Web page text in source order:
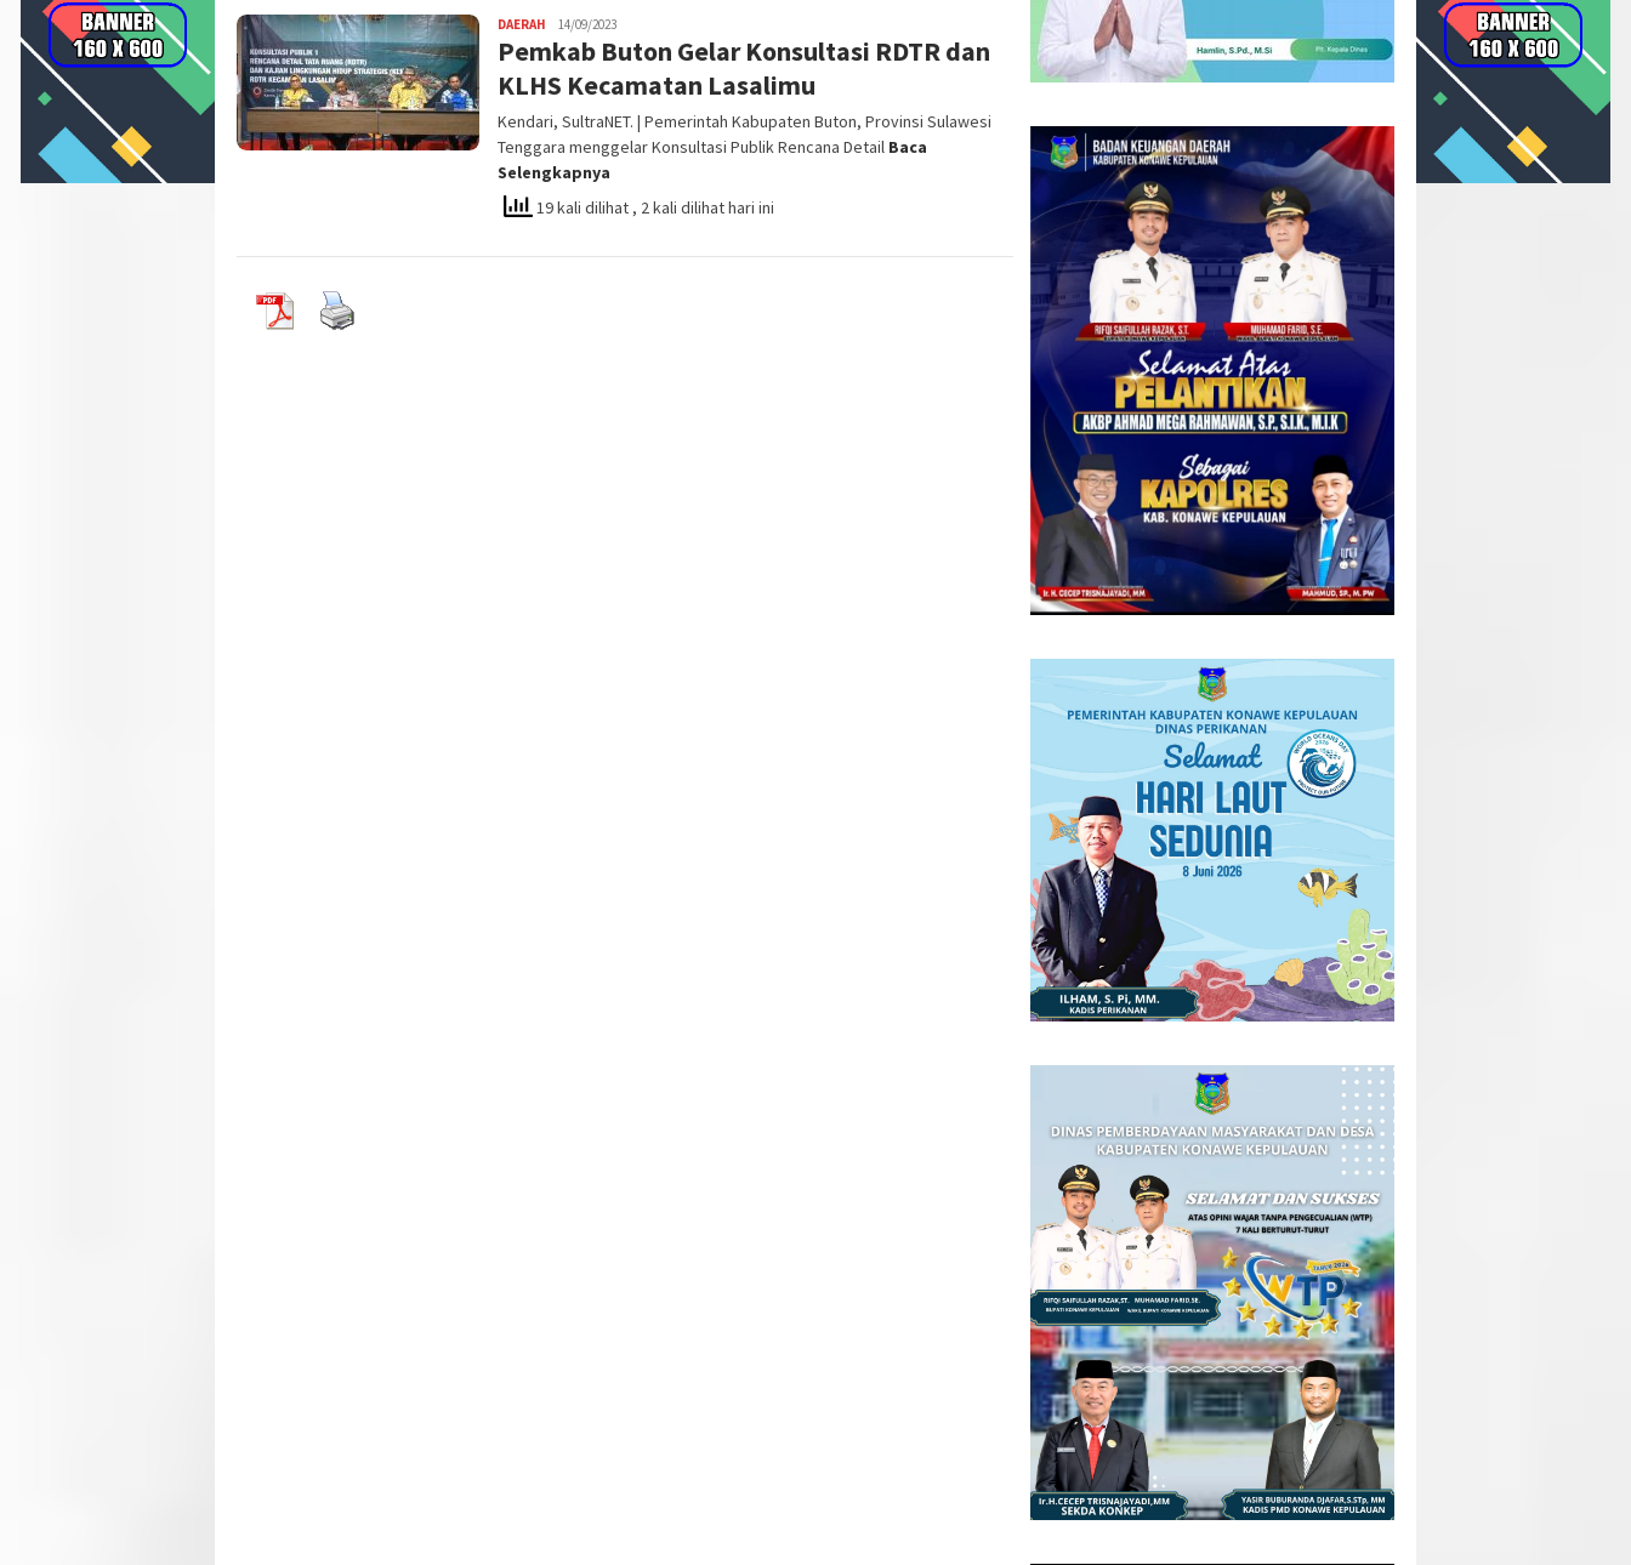
DAERAH admin
SN
14/09/2023
Pemkab Buton Gelar Konsultasi RDTR dan
KLHS Kecamatan Lasalimu
Kendari, SultraNET. | Pemerintah Kabupaten Buton, Provinsi Sulawesi
Tenggara menggelar Konsultasi Publik Rencana Detail Baca
Selengkapnya
19 kali dilihat , 2 kali dilihat hari ini